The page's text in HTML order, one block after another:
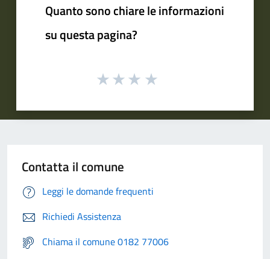
Quanto sono chiare le informazioni
su questa pagina?
Contatta il comune
Leggi le domande frequenti
Richiedi Assistenza
Chiama il comune 0182 77006